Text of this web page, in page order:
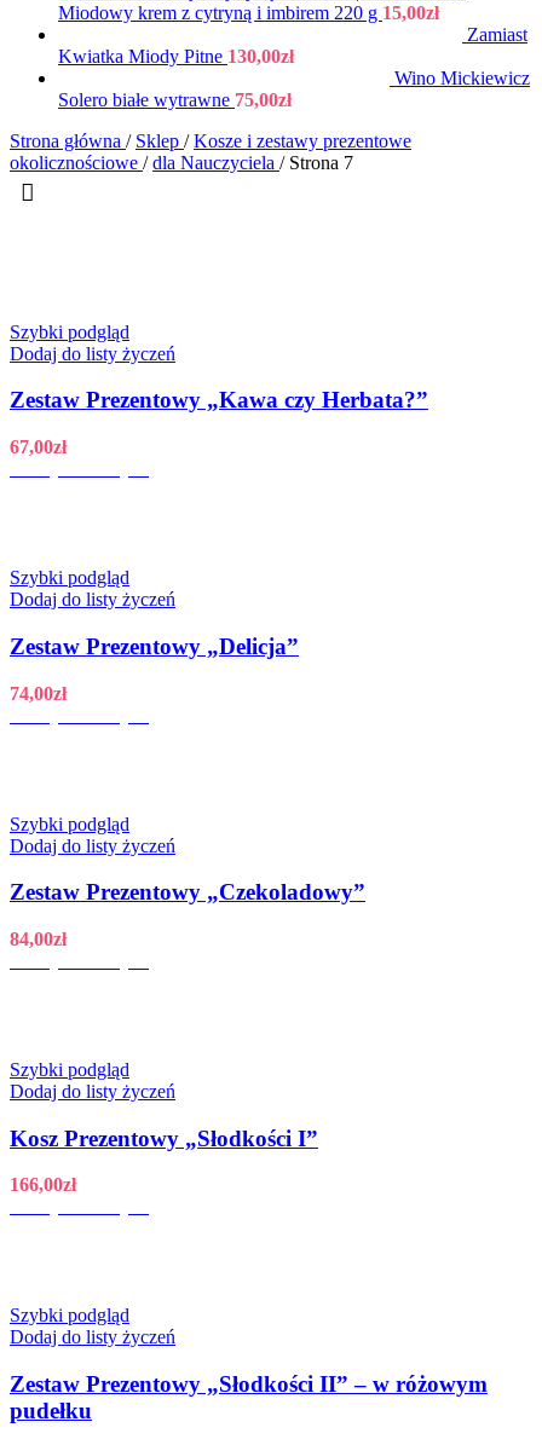
Miodowy krem z cytryną i imbirem 220 g 15,00zł
Zamiast
Kwiatka Miody Pitne 130,00zł
Wino Mickiewicz
Solero białe wytrawne 75,00zł
Strona główna / Sklep / Kosze i zestawy prezentowe
okolicznościowe / dla Nauczyciela / Strona 7
Szybki podgląd
Dodaj do listy życzeń
Zestaw Prezentowy „Kawa czy Herbata?”
67,00zł
Szybki podgląd
Dodaj do listy życzeń
Zestaw Prezentowy „Delicja”
74,00zł
Szybki podgląd
Dodaj do listy życzeń
Zestaw Prezentowy „Czekoladowy”
84,00zł
Szybki podgląd
Dodaj do listy życzeń
Kosz Prezentowy „Słodkości I”
166,00zł
Szybki podgląd
Dodaj do listy życzeń
Zestaw Prezentowy „Słodkości II” – w różowym
pudełku